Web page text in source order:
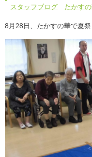
スタッフブログ たかす
8月28日、たかすの華で夏祭